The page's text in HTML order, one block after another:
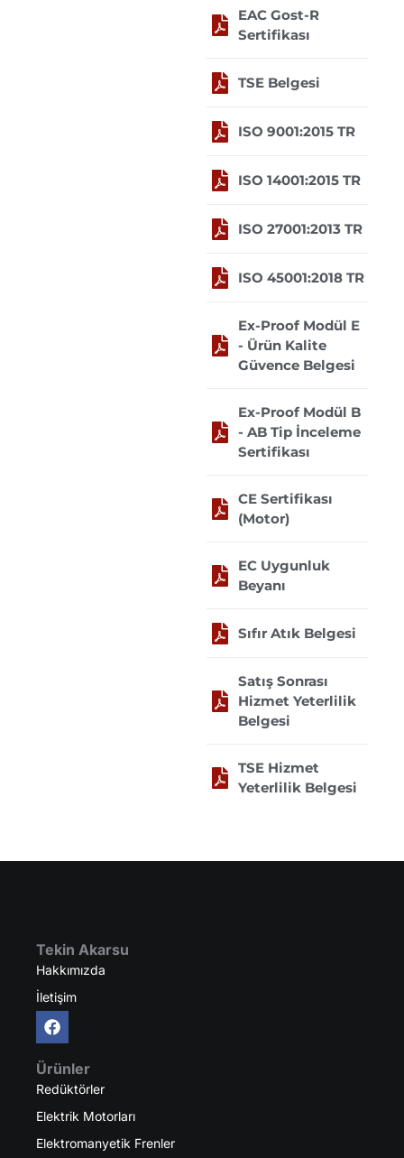
EAC Gost-R
Sertifikası
TSE Belgesi
ISO 9001:2015 TR
ISO 14001:2015 TR
ISO 27001:2013 TR
ISO 45001:2018 TR
Ex-Proof Modül E
- Ürün Kalite
Güvence Belgesi
Ex-Proof Modül B
- AB Tip İnceleme
Sertifikası
CE Sertifikası
(Motor)
EC Uygunluk
Beyanı
Sıfır Atık Belgesi
Satış Sonrası
Hizmet Yeterlilik
Belgesi
TSE Hizmet
Yeterlilik Belgesi
Tekin Akarsu
Hakkımızda
İletişim
Ürünler
Redüktörler
Elektrik Motorları
Elektromanyetik Frenler